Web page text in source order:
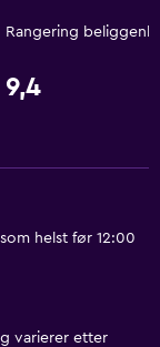
Rangering
9,4
helst før 12:00
varierer etter